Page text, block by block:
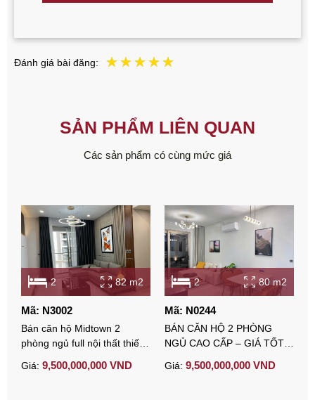
Đánh giá bài đăng:
SẢN PHẨM LIÊN QUAN
Các sản phẩm có cùng mức giá
2 82 m2
Mã: N3002
Bán căn hộ Midtown 2
phòng ngủ full nội thất thiết
Giá: 9,500,000,000 VND
2 80 m2
Mã: N0244
BÁN CĂN HỘ 2 PHÒNG
NGỦ CAO CẤP – GIÁ TỐT
MỸ HƯNG
Giá: 9,500,000,000 VND